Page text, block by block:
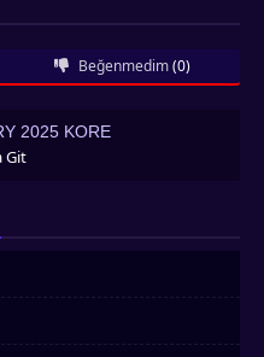
Beğenmedim (0)
2025 KORE
Git